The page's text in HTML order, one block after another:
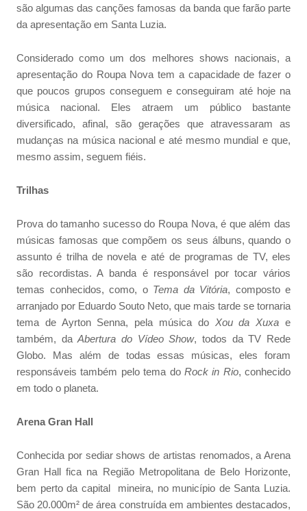
são algumas das canções famosas da banda que farão parte
da apresentação em Santa Luzia.
Considerado como um dos melhores shows nacionais, a
apresentação do Roupa Nova tem a capacidade de fazer o
que poucos grupos conseguem e conseguiram até hoje na
música nacional. Eles atraem um público bastante
diversificado, afinal, são gerações que atravessaram as
mudanças na música nacional e até mesmo mundial e que,
mesmo assim, seguem fiéis.
Trilhas
Prova do tamanho sucesso do Roupa Nova, é que além das
músicas famosas que compõem os seus álbuns, quando o
assunto é trilha de novela e até de programas de TV, eles
são recordistas. A banda é responsável por tocar vários
temas conhecidos, como, o Tema da Vitória, composto e
arranjado por Eduardo Souto Neto, que mais tarde se tornaria
tema de Ayrton Senna, pela música do Xou da Xuxa e
também, daAbertura do Vídeo Show, todos da TV Rede
Globo. Mas além de todas essas músicas, eles foram
responsáveis também pelo tema do Rock in Rio, conhecido
em todo o planeta.
Arena Gran Hall
Conhecida por sediar shows de artistas renomados, a Arena
Gran Hall fica na Região Metropolitana de Belo Horizonte,
bem perto da capital mineira, no município de Santa Luzia.
São 20.000m² de área construída em ambientes destacados,